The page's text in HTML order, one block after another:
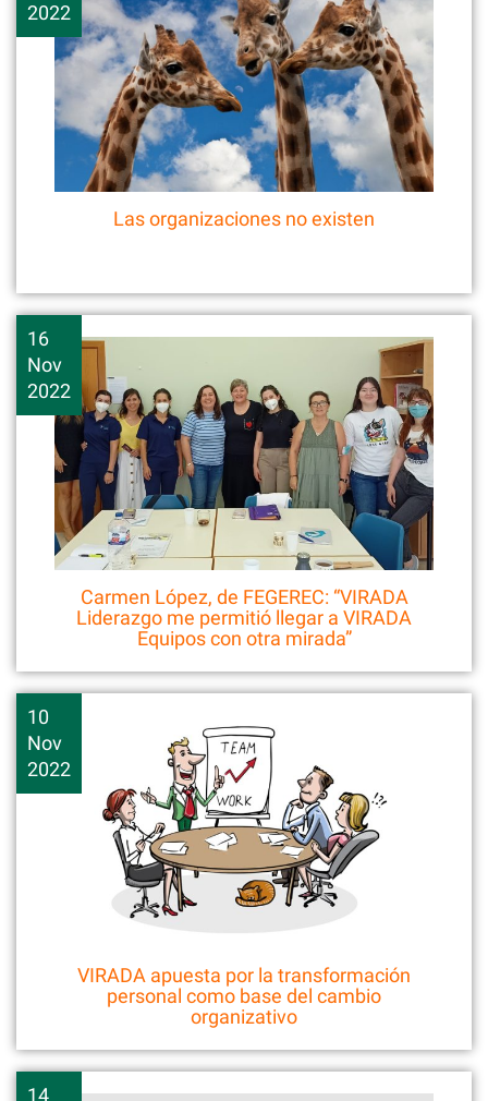
2022
Las organizaciones no existen
16
Nov
2022
Carmen López, de FEGEREC: “VIRADA
Liderazgo me permitió llegar a VIRADA
Equipos con otra mirada”
10
Nov
2022
VIRADA apuesta por la transformación
personal como base del cambio
organizativo
14